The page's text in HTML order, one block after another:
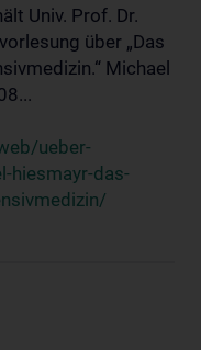
Univ. Prof. Dr.
über „Das
Michael
ueber-
hiesmayr-das-